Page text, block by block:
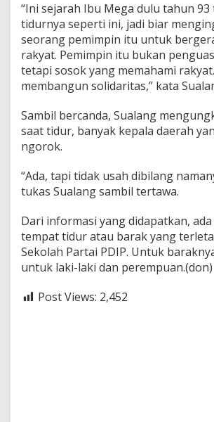
“Ini sejarah Ibu Mega dulu tahun
tidurnya seperti ini, jadi biar
seorang pemimpin itu untuk
rakyat. Pemimpin itu bukan
tetapi sosok yang memahami
membangun solidaritas,” kata
Sambil bercanda, Sualang
saat tidur, banyak kepala daerah
ngorok.
“Ada, tapi tidak usah dibilang
tukas Sualang sambil tertawa.
Dari informasi yang didapatkan,
tempat tidur atau barak yang
Sekolah Partai PDIP. Untuk
untuk laki-laki dan perempuan.(don)
Post Views: 2,452